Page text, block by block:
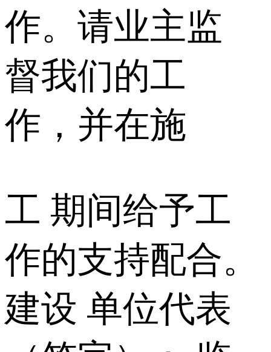
作。请业主监
督我们的工
作，并在施
工 期间给予工
作的支持配合。
建设 单位代表